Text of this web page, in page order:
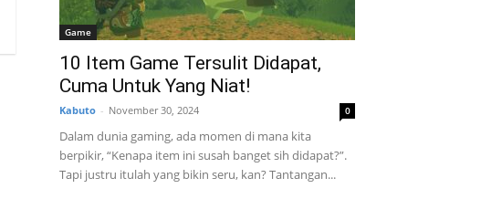
Game
10 Item Game Tersulit Didapat,
Cuma Untuk Yang Niat!
Kabuto - November 30, 2024 0
Dalam dunia gaming, ada momen di mana kita
berpikir, “Kenapa item ini susah banget sih didapat?”.
Tapi justru itulah yang bikin seru, kan? Tantangan...